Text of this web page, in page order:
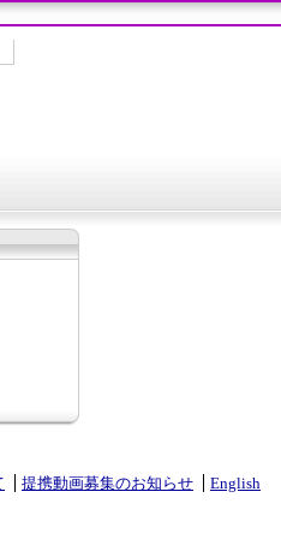
提携動画募集のお知らせ English